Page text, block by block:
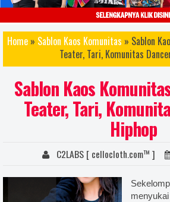
sablon kaos lusinan, sablon kaos ratusan, sablon kaos
sablon kaos distro terbaik, sablon kaos bagus, sablon kaos
kaos, sablon kaos yogyakarta, sablon kaos jogja, sablon kaos
kaos distro, harga sablon kaos manual satuan, harga
sendiri, harga sablon kaos satuan, sablon kaos digital, sablon kaos
online, sablon kaos online, sablon kaos cod yogyakarta, sablon
kaos full print manual, sablon ukuran besar, sablon kaos ukruan
ukuran gede, sablon kaos full, sablon kaos manual full, sablon kaos
hd, harga sablon high density, cara sablon plastisol timbul,
Home » Sablon Kaos Komunitas » Sablon
Teater, Tari, Komunitas
Sablon Kaos
Teater, Tari,
Hiphop
C2LABS [ cellocloth.com™ ]